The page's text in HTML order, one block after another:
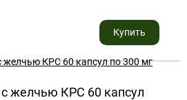
Купить
желчью КРС 60 капсул